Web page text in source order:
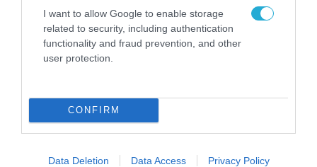
I want to allow Google to enable storage
related to security, including authentication
functionality and fraud prevention, and other
user protection.
CONFIRM
Data Deletion Data Access Privacy Policy
«Οι εντελώς αθώοι»: Η ανάρτηση του Αρκά για
τα ζώα που χάθηκαν στις πυρκαγιές της
Αττικής (φωτο)